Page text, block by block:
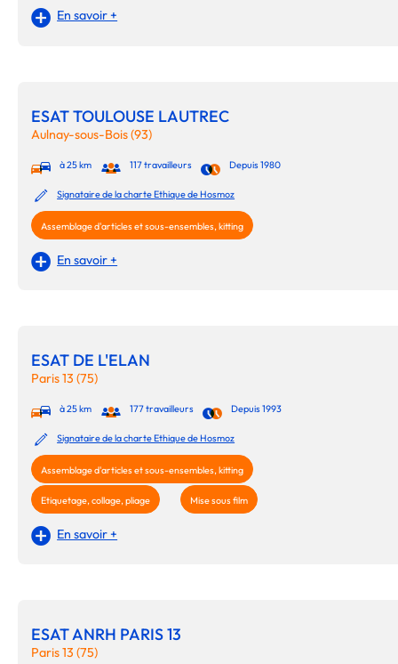
En savoir +
ESAT TOULOUSE LAUTREC
Aulnay-sous-Bois (93)
à 25 km 117 travailleurs Depuis 1980
Signataire de la charte Ethique de Hosmoz
Assemblage d'articles et sous-ensembles, kitting
En savoir +
ESAT DE L'ELAN
Paris 13 (75)
à 25 km 177 travailleurs Depuis 1993
Signataire de la charte Ethique de Hosmoz
Assemblage d'articles et sous-ensembles, kitting
Etiquetage, collage, pliage Mise sous film
En savoir +
ESAT ANRH PARIS 13
Paris 13 (75)